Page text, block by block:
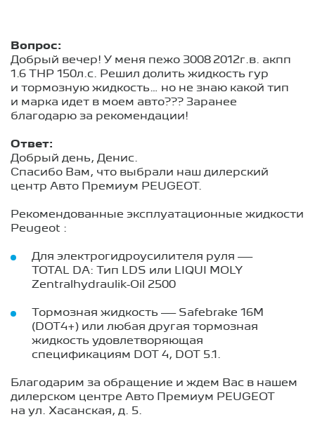
Вопрос:
Добрый вечер! У меня пежо 3008 2012г.в. акпп
1.6 THP 150л.с. Решил долить жидкость гур
и тормозную жидкость… но не знаю какой тип
и марка идет в моем авто??? Заранее
благодарю за рекомендации!
Ответ:
Добрый день, Денис.
Спасибо Вам, что выбрали наш дилерский
центр Авто Премиум PEUGEOT.
Рекомендованные эксплуатационные жидкости
Peugeot :
Для электрогидроусилителя руля —
TOTAL DA: Тип LDS или LIQUI MOLY
Zentralhydraulik-Oil 2500
Тормозная жидкость — Safebrake 16M
(DOT4+) или любая другая тормозная
жидкость удовлетворяющая
спецификациям DOT 4, DOT 5.1.
Благодарим за обращение и ждем Вас в нашем
дилерском центре Авто Премиум PEUGEOT
на ул. Хасанская, д. 5.